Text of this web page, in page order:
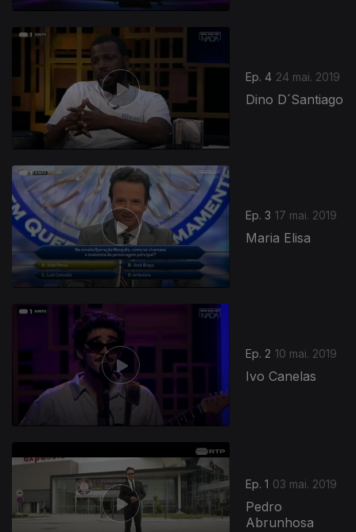
Ep. 4 24 mai. 2019
Dino D´Santiago
Ep. 3 17 mai. 2019
Maria Elisa
Ep. 2 10 mai. 2019
Ivo Canelas
Ep. 1 03 mai. 2019
Pedro
Abrunhosa